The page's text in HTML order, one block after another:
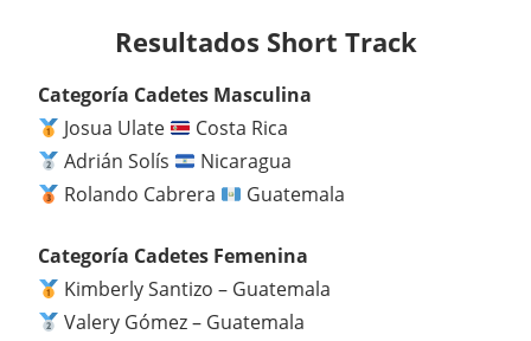
Resultados Short Track
Categoría Cadetes Masculina
Josua Ulate
Costa Rica
Adrián Solís
Nicaragua
Rolando Cabrera
Guatemala
Categoría Cadetes Femenina
Kimberly Santizo – Guatemala
Valery Gómez – Guatemala